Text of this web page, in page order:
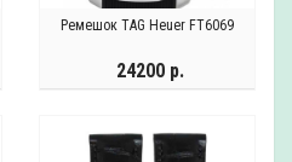
Ремешок TAG Heuer FT6069
24200 р.